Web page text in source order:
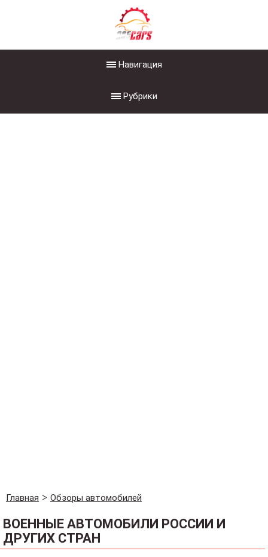
Навигация
Рубрики
Главная Обзоры автомобилей
ВОЕННЫЕ АВТОМОБИЛИ РОССИИ И
ДРУГИХ СТРАН